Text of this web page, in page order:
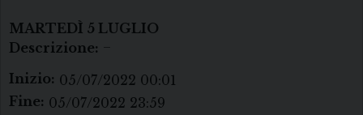
MARTEDÌ 5 LUGLIO
Descrizione: –
Inizio: 05/07/2022 00:01
Fine: 05/07/2022 23:59